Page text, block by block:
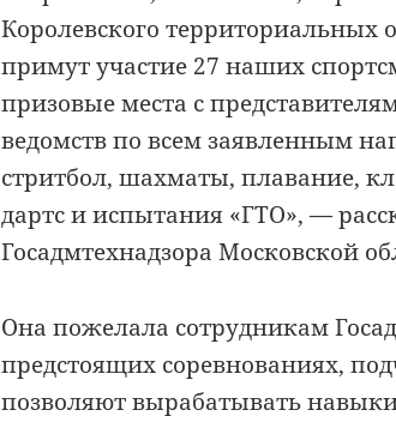
Королевского территориальных
примут участие 27 наших
призовые места с
ведомств по всем заявленным
стритбол, шахматы, плавание,
дартс и испытания «ГТО», —
Госадмтехнадзора Московской
Она пожелала сотрудникам
предстоящих соревнованиях,
позволяют вырабатывать